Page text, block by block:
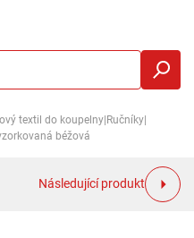
textil do koupelny Ručníky
béžová
Následující produkt